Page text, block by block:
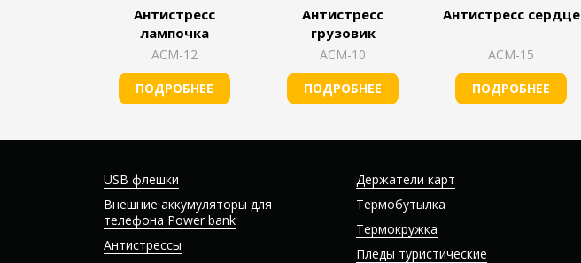
Антистресс
лампочка
АСМ-12
ПОДРОБНЕЕ
Антистресс
грузовик
АСМ-10
ПОДРОБНЕЕ
Антистресс сердце
АСМ-15
ПОДРОБНЕЕ
USB флешки
Внешние аккумуляторы для
телефона Power bank
Антистрессы
Держатели карт
Термобутылка
Термокружка
Пледы туристические